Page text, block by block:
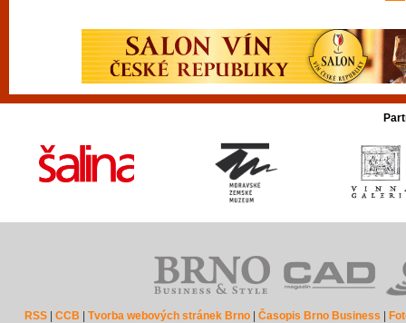
RSS |CCB |Tvorba webových stránek Brno |Časopis Brno Business